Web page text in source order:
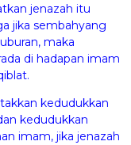
jenazah itu
jika sembahyang
maka
di hadapan imam
kedudukkan
kedudukkan
imam, jika jenazah